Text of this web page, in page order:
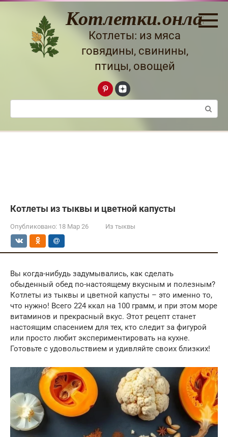
Перейти
Котлетки.онлайн
Котлеты: из мяса
говядины, свинины,
птицы, овощей
Поиск:
Котлеты из тыквы и цветной капусты
Опубликовано: 18 Мар 26 Из тыквы
Вы когда-нибудь задумывались, как сделать
обыденный обед по-настоящему вкусным и полезным?
Котлеты из тыквы и цветной капусты – это именно то,
что нужно! Всего 224 ккал на 100 грамм, и при этом море
витаминов и прекрасный вкус. Этот рецепт станет
настоящим спасением для тех, кто следит за фигурой
или просто любит экспериментировать на кухне.
Готовьте с удовольствием и удивляйте своих близких!